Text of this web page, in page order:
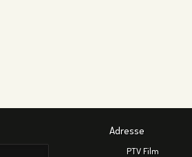
Adresse
PTV Film